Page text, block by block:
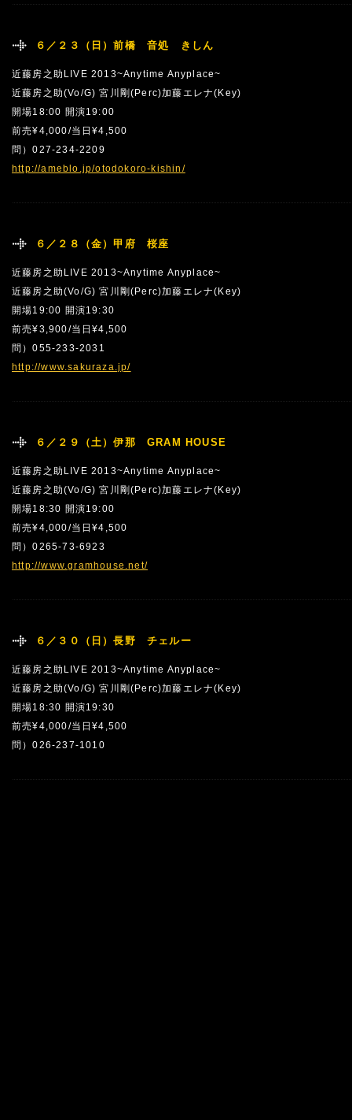
６／２３（日）前橋 音処 きしん
近藤房之助LIVE 2013~Anytime Anyplace~
近藤房之助(Vo/G) 宮川剛(Perc)加藤エレナ(Key)
開場18:00 開演19:00
前売¥4,000/当日¥4,500
問）027-234-2209
http://ameblo.jp/otodokoro-kishin/
６／２８（金）甲府 桜座
近藤房之助LIVE 2013~Anytime Anyplace~
近藤房之助(Vo/G) 宮川剛(Perc)加藤エレナ(Key)
開場19:00 開演19:30
前売¥3,900/当日¥4,500
問）055-233-2031
http://www.sakuraza.jp/
６／２９（土）伊那 GRAM HOUSE
近藤房之助LIVE 2013~Anytime Anyplace~
近藤房之助(Vo/G) 宮川剛(Perc)加藤エレナ(Key)
開場18:30 開演19:00
前売¥4,000/当日¥4,500
問）0265-73-6923
http://www.gramhouse.net/
６／３０（日）長野 チェルー
近藤房之助LIVE 2013~Anytime Anyplace~
近藤房之助(Vo/G) 宮川剛(Perc)加藤エレナ(Key)
開場18:30 開演19:30
前売¥4,000/当日¥4,500
問）026-237-1010